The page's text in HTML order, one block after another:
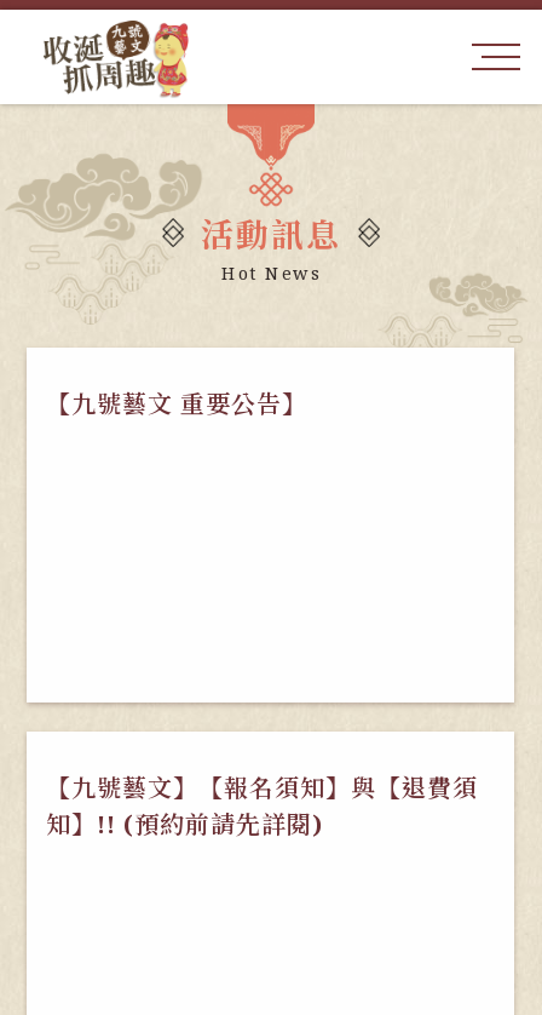
活動訊息
Hot News
【九號藝文 重要公告】
【九號藝文】【報名須知】與【退費須
知】!! (預約前請先詳閱)